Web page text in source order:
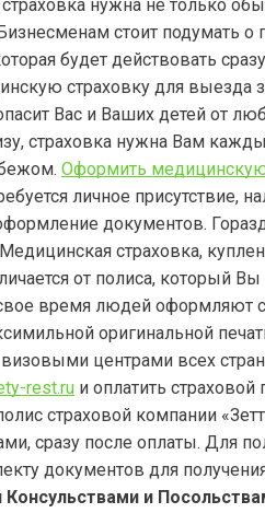
нужна не только
стоит подумать
будет действовать
страховку для выезда
Вас и Ваших детей от
страховка нужна Вам
Оформить медицинскую
личное присутствие,
документов.
страховка,
от полиса, который
время людей оформляют
оригинальной
центрами всех
rest.ru и оплатить
страховой компании
сразу после оплаты. Для
документов для
и